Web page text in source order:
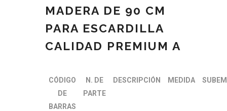
MADERA DE 90 CM
PARA ESCARDILLA
CALIDAD PREMIUM A
CÓDIGO
DE
BARRAS
N. DE
PARTE
DESCRIPCIÓN MEDIDA